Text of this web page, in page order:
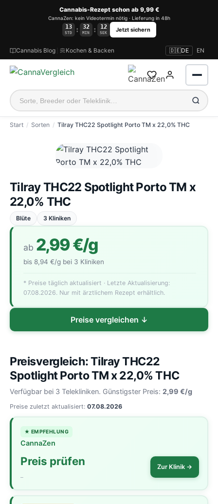
Cannabis-Rezept schon ab 9,99 €
CannaZen: kein Videotermin nötig · Lieferung in 48h
13
STD : 32
MIN : 11
SEK Jetzt sichern
Cannabis Blog Kochen & Backen 🇩🇪DE EN
Anmelden
Start Sorten Tilray THC22 Spotlight Porto TM x 22,0% THC
Tilray THC22 Spotlight Porto TM x
22,0% THC
Blüte 3 Kliniken
ab 2,99 €/g
bis 8,94 €/g bei 3 Kliniken
* Preise täglich aktualisiert · Letzte Aktualisierung:
07.08.2026. Nur mit ärztlichem Rezept erhältlich.
Preise vergleichen ↓
Preisvergleich: Tilray THC22
Spotlight Porto TM x 22,0% THC
Verfügbar bei 3 Telekliniken. Günstigster Preis: 2,99 €/g
Preise zuletzt aktualisiert: 07.08.2026
★ EMPFEHLUNG
CannaZen
Preis prüfen
–
Zur Klinik →